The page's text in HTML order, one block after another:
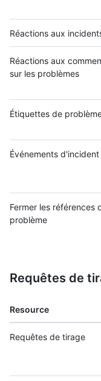
Réactions aux
Réactions aux
sur les problèmes
Étiquettes de
Événements d'incident
Fermer les références
problème
Requêtes de
Resource
Requêtes de tirage